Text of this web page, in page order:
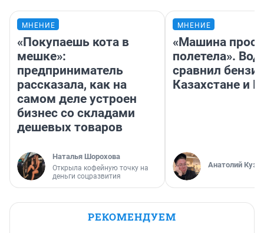
МНЕНИЕ
«Покупаешь кота в
мешке»:
предприниматель
рассказала, как на
самом деле устроен
бизнес со складами
дешевых товаров
Наталья Шорохова
Открыла кофейную точку на
деньги соцразвития
МНЕНИЕ
«Машина
полетела».
сравнил
Казахстане и
Анатолий
РЕКОМЕНДУЕМ